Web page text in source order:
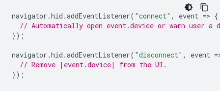
navigator .hid .addEventListener( "connect" , event => {
// Automatically open event.device or warn user
});
navigator .hid .addEventListener( "disconnect" , event =
// Remove |event.device| from the UI.
});